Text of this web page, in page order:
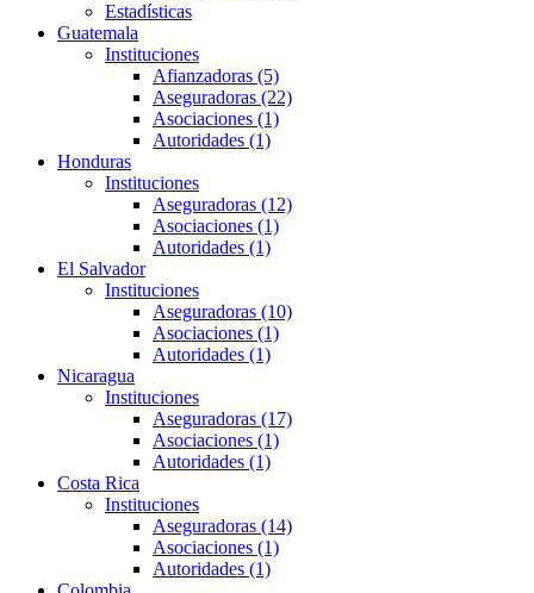
Estadísticas
Guatemala
Instituciones
Afianzadoras (5)
Aseguradoras (22)
Asociaciones (1)
Autoridades (1)
Honduras
Instituciones
Aseguradoras (12)
Asociaciones (1)
Autoridades (1)
El Salvador
Instituciones
Aseguradoras (10)
Asociaciones (1)
Autoridades (1)
Nicaragua
Instituciones
Aseguradoras (17)
Asociaciones (1)
Autoridades (1)
Costa Rica
Instituciones
Aseguradoras (14)
Asociaciones (1)
Autoridades (1)